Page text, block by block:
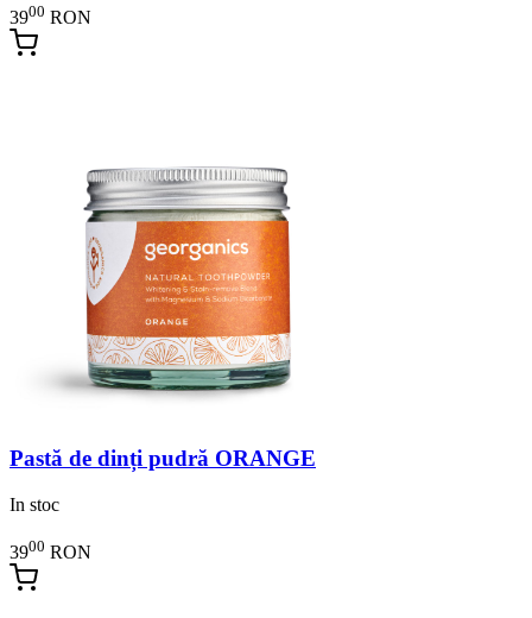
3900 RON
Pastă de dinți pudră ORANGE
In stoc
3900 RON